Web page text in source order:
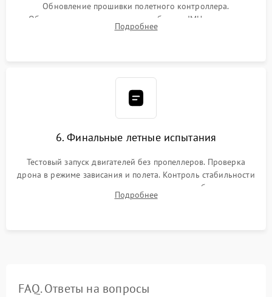
Обновление прошивки полетного контроллера.
Обязательная программная калибровка IMU-сенсоров,
компаса, датчиков позиционирования и горизонта подвеса
Подробнее
6. Финальные летные испытания
Тестовый запуск двигателей без пропеллеров. Проверка
дрона в режиме зависания и полета. Контроль стабильности
удержания точки, качества передачи видео, работы системы
возврата домой (RTH) и дальности радиосвязи.
Подробнее
FAQ. Ответы на вопросы